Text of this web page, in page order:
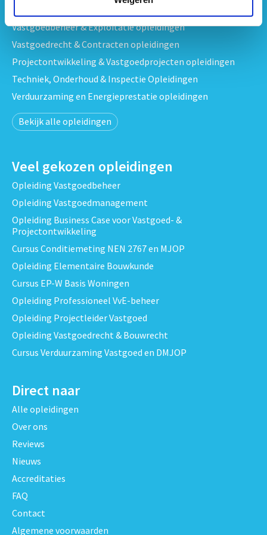
Vastgoedbeheer & Exploitatie opleidingen
Vastgoedrecht & Contracten opleidingen
Projectontwikkeling & Vastgoedprojecten opleidingen
Techniek, Onderhoud & Inspectie Opleidingen
Verduurzaming en Energieprestatie opleidingen
Bekijk alle opleidingen
Veel gekozen opleidingen
Opleiding Vastgoedbeheer
Opleiding Vastgoedmanagement
Opleiding Business Case voor Vastgoed- &
Projectontwikkeling
Cursus Conditiemeting NEN 2767 en MJOP
Opleiding Elementaire Bouwkunde
Cursus EP-W Basis Woningen
Opleiding Professioneel VvE-beheer
Opleiding Projectleider Vastgoed
Opleiding Vastgoedrecht & Bouwrecht
Cursus Verduurzaming Vastgoed en DMJOP
Direct naar
Alle opleidingen
Over ons
Reviews
Nieuws
Accreditaties
FAQ
Contact
Algemene voorwaarden